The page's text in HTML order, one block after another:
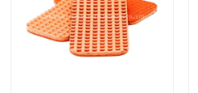
Visite de l'usine